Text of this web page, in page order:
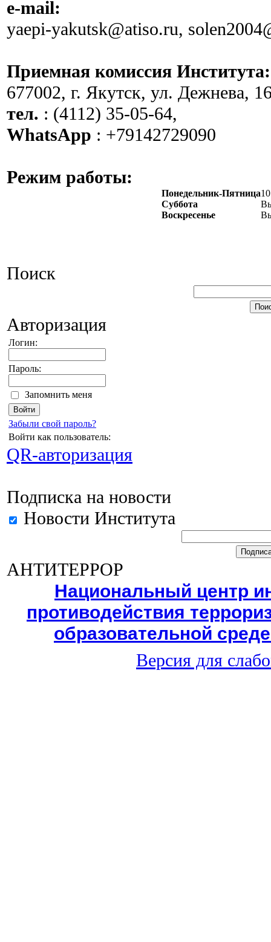
e-mail:
yaepi-yakutsk@atiso.ru,
Приемная комиссия Института:
677002, г. Якутск, ул. Дежнева,
тел. : (4112) 35-05-64,
WhatsApp : +79142729090
Режим работы:
Понедельник-Пятница
Суббота
Воскресенье
Поиск
Авторизация
Логин:
Пароль:
Запомнить меня
Забыли свой пароль?
Войти как пользователь:
QR-авторизация
Подписка на новости
Новости Института
АНТИТЕРРОР
Национальный центр
противодействия
образовательной
Версия для